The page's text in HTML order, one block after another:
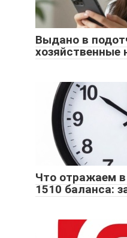
Выдано в
Что отражаем в
1510 баланса: